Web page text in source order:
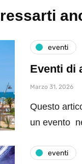
eventi
Eventi di
Marzo 31, 2026
Questo
un evento
eventi